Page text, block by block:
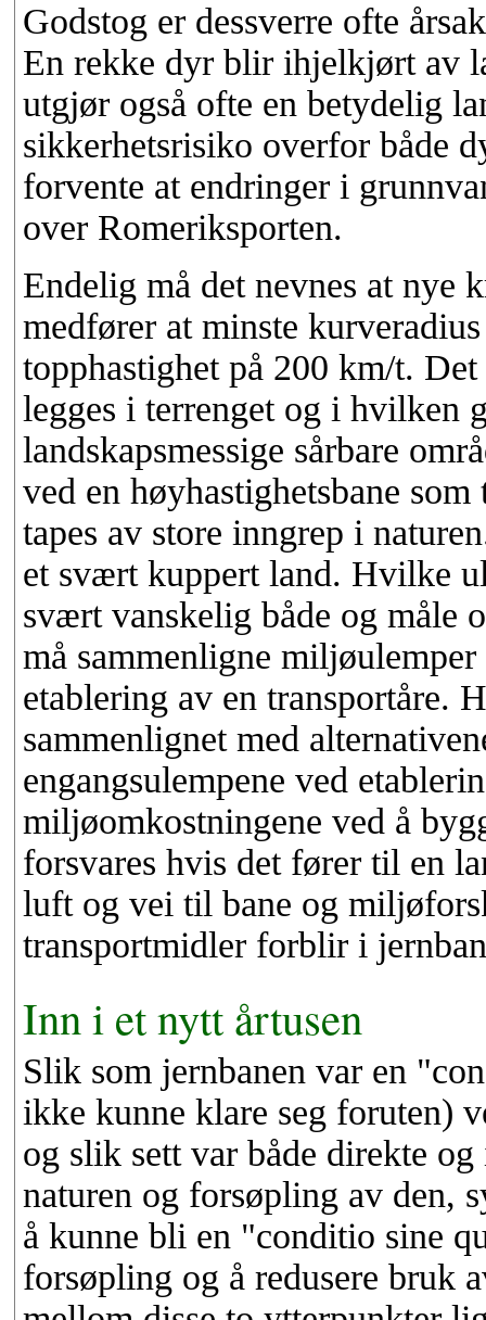
Godstog er dessverre ofte
En rekke dyr blir ihjelkjørt av
utgjør også ofte en betydelig
sikkerhetsrisiko overfor både
forvente at endringer i
over Romeriksporten.
Endelig må det nevnes at nye
medfører at minste
topphastighet på 200 km/t.
legges i terrenget og i hvilken
landskapsmessige sårbare
ved en høyhastighetsbane
tapes av store inngrep i
et svært kuppert land. Hvilke
svært vanskelig både og måle
må sammenligne
etablering av en transportåre.
sammenlignet med
engangsulempene ved
miljøomkostningene ved å
forsvares hvis det fører til en
luft og vei til bane og
transportmidler forblir i
Inn i et nytt årtusen
Slik som jernbanen var en
ikke kunne klare seg foruten)
og slik sett var både direkte
naturen og forsøpling av den,
å kunne bli en "conditio sine
forsøpling og å redusere bruk